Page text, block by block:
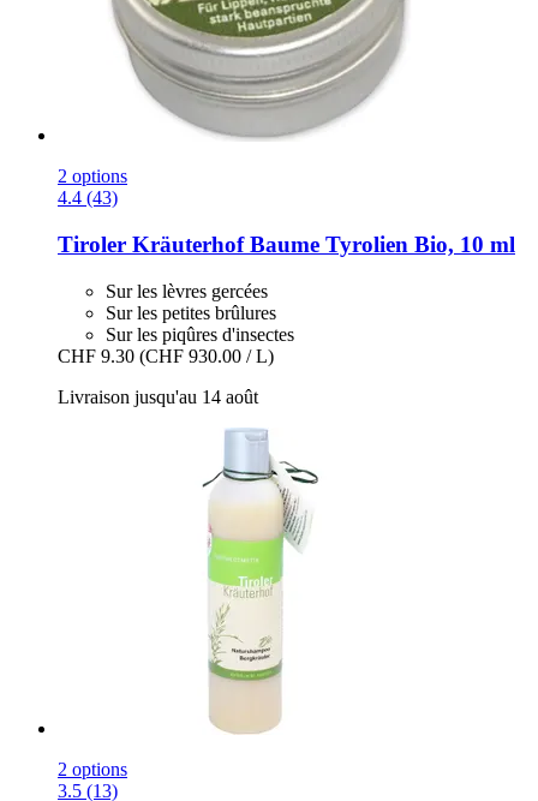
2 options
4.4 (43)
Tiroler KräuterhofBaume Tyrolien Bio, 10 ml
Sur les lèvres gercées
Sur les petites brûlures
Sur les piqûres d'insectes
CHF 9.30 (CHF 930.00 / L)
Livraison jusqu'au 14 août
2 options
3.5 (13)